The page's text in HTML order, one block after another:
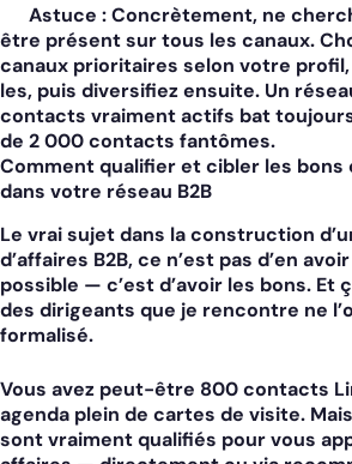
Astuce :Concrètement, ne
être présent sur tous les canaux.
canaux prioritaires selon votre
les, puis diversifiez ensuite. Un
contacts vraiment actifs bat
de 2 000 contacts fantômes.
Comment qualifier et cibler les
dans votre réseau B2B
Le vrai sujet dans la construction
d’affaires B2B, ce n’est pas d’en
possible — c’est d’avoir les bons. Et
des dirigeants que je rencontre ne
formalisé.
Vous avez peut-être 800 contacts
agenda plein de cartes de visite.
sont vraiment qualifiés pour vous